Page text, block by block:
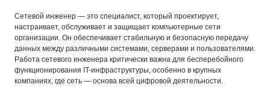
Сетевой инженер — это специалист, который проектирует,
настраивает, обслуживает и защищает компьютерные сети
организации. Он обеспечивает стабильную и безопасную передачу
данных между различными системами, серверами и пользователями.
Работа сетевого инженера критически важна для бесперебойного
функционирования IT-инфраструктуры, особенно в крупных
компаниях, где сеть — основа всей цифровой деятельности.